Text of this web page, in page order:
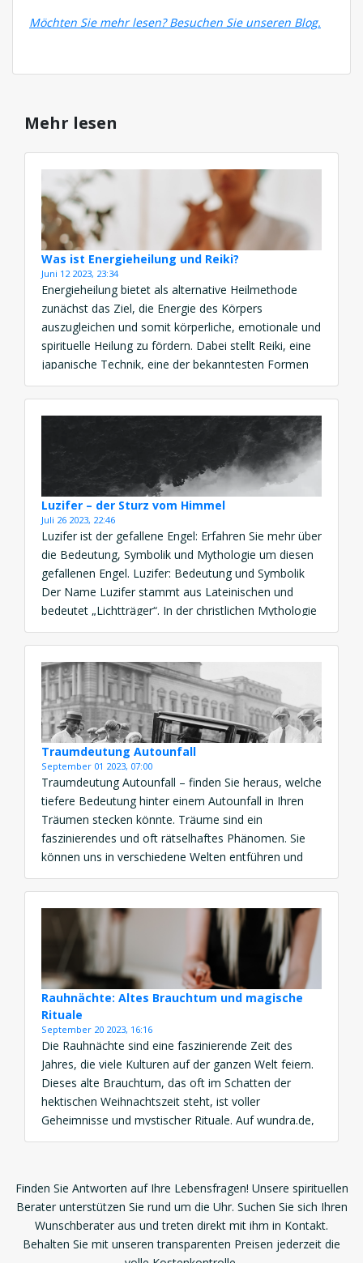
Möchten Sie mehr lesen? Besuchen Sie unseren Blog.
Mehr lesen
Was ist Energieheilung und Reiki?
Juni 12 2023, 23:34
Energieheilung bietet als alternative Heilmethode
zunächst das Ziel, die Energie des Körpers
auszugleichen und somit körperliche, emotionale und
spirituelle Heilung zu fördern. Dabei stellt Reiki, eine
japanische Technik, eine der bekanntesten Formen
der Energieheilung dar. Indem Reiki Stressreduktion
und Entspannung fördert, unterstützt es ebenso die
angeborene Fähigkeit zur Heilung. Energieheilung und
ihre Vorteile Die Energieheilung […]
Luzifer – der Sturz vom Himmel
Juli 26 2023, 22:46
Luzifer ist der gefallene Engel: Erfahren Sie mehr über
die Bedeutung, Symbolik und Mythologie um diesen
gefallenen Engel. Luzifer: Bedeutung und Symbolik
Der Name Luzifer stammt aus Lateinischen und
bedeutet „Lichtträger“. In der christlichen Mythologie
wird er oft als der gefallene Engel angesehen, der
sich gegen Gott auflehnte und aus dem Himmel
verbannt wurde. Die […]
Traumdeutung Autounfall
September 01 2023, 07:00
Traumdeutung Autounfall – finden Sie heraus, welche
tiefere Bedeutung hinter einem Autounfall in Ihren
Träumen stecken könnte. Träume sind ein
faszinierendes und oft rätselhaftes Phänomen. Sie
können uns in verschiedene Welten entführen und
uns mit einer Vielzahl von Emotionen und
Erfahrungen konfrontieren. Eines der häufigsten
Traummotive ist der Autounfall. Doch was könnte die
Symbolik eines […]
Rauhnächte: Altes Brauchtum und magische
Rituale
September 20 2023, 16:16
Die Rauhnächte sind eine faszinierende Zeit des
Jahres, die viele Kulturen auf der ganzen Welt feiern.
Dieses alte Brauchtum, das oft im Schatten der
hektischen Weihnachtszeit steht, ist voller
Geheimnisse und mystischer Rituale. Auf wundra.de,
Ihrer Anlaufstelle für Coaching im Bereich persönliche
einen Einblick […]
Finden Sie Antworten auf Ihre Lebensfragen! Unsere spirituellen
Berater unterstützen Sie rund um die Uhr. Suchen Sie sich Ihren
Wunschberater aus und treten direkt mit ihm in Kontakt.
Behalten Sie mit unseren transparenten Preisen jederzeit die